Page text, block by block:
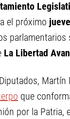
el próximo
La Libertad
que
por la